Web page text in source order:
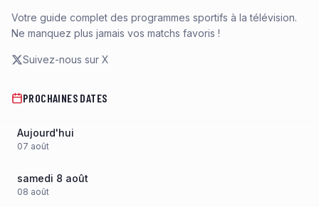
Votre guide complet des programmes sportifs à la télévision.
Ne manquez plus jamais vos matchs favoris !
Suivez-nous sur X
PROCHAINES DATES
Aujourd'hui
07 août
samedi 8 août
08 août